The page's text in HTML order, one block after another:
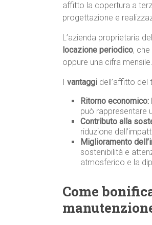
affitto la copertura a
progettazione e
L’azienda proprietaria
locazione periodico,
oppure una cifra mensile.
vantaggi dell’affitto
Ritorno economico:
può rappresentare
Contributo alla
riduzione
Miglioramento
sostenibilità e
atmosferico e la
Come